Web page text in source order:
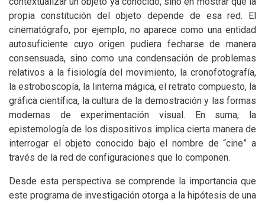
propia constitución del objeto depende de esa red. El
cinematógrafo, por ejemplo, no aparece como una entidad
autosuficiente cuyo origen pudiera fecharse de manera
consensuada, sino como una condensación de problemas
relativos a la fisiología del movimiento, la cronofotografía,
la estroboscopía, la linterna mágica, el retrato compuesto, la
gráfica científica, la cultura de la demostración y las formas
modernas de experimentación visual. En suma, la
epistemología de los dispositivos implica cierta manera de
interrogar el objeto conocido bajo el nombre de “cine” a
través de la red de configuraciones que lo componen.
Desde esta perspectiva se comprende la importancia que
este programa de investigación otorga a la hipótesis de una